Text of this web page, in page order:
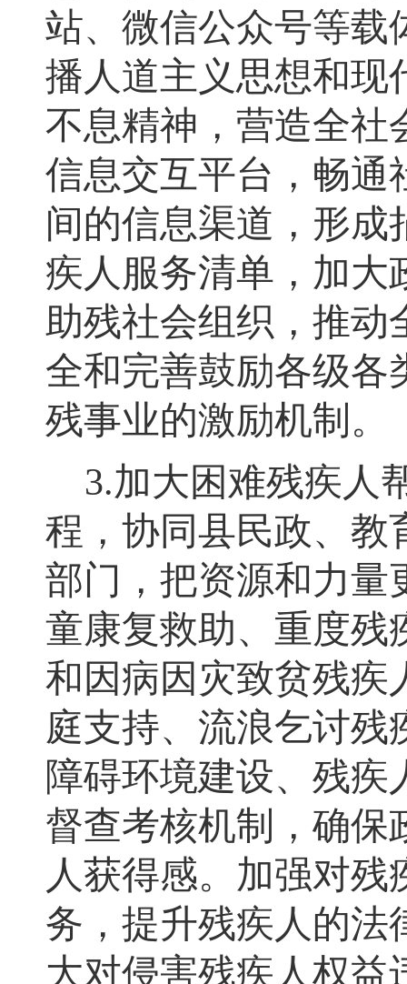
站、微信公众号等载
播人道主义思想和现
不息精神，营造全社
信息交互平台，畅通
间的信息渠道 ， 形成
疾人服务清单 ， 加大
助残社会组织 ， 推动
全和完善鼓励各级各
残事业的激励机制 。
3.加大困难残疾人
程，协同县民政、教
部门 ， 把资源和力量
童康复救助、重度残
和因病因灾致贫残疾
庭支持、流浪乞讨
障碍环境建设、残疾
督查考核机制，确保
人获得感。 加强对残
务 ， 提升残疾人的法
大对侵害残疾人权益